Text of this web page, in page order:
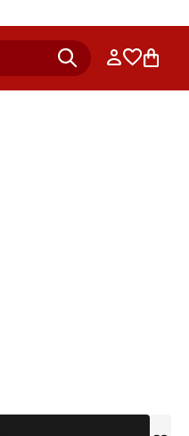
Anmelden
Wert